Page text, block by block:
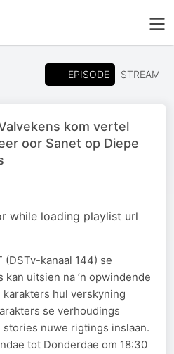
EPISODE STREAM
kom vertel
oor Sanet op Diepe
while loading playlist url
(DSTv-kanaal 144) se
uitsien na ’n opwindende
hul verskyning
se verhoudings
nuwe rigtings inslaan.
tot Donderdae om 18:30